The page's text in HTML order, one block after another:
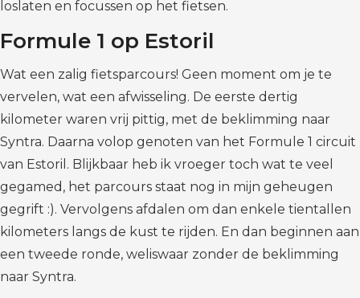
loslaten en focussen op het fietsen.
Formule 1 op Estoril
Wat een zalig fietsparcours! Geen moment om je te
vervelen, wat een afwisseling. De eerste dertig
kilometer waren vrij pittig, met de beklimming naar
Syntra. Daarna volop genoten van het Formule 1 circuit
van Estoril. Blijkbaar heb ik vroeger toch wat te veel
gegamed, het parcours staat nog in mijn geheugen
gegrift :). Vervolgens afdalen om dan enkele tientallen
kilometers langs de kust te rijden. En dan beginnen aan
een tweede ronde, weliswaar zonder de beklimming
naar Syntra.